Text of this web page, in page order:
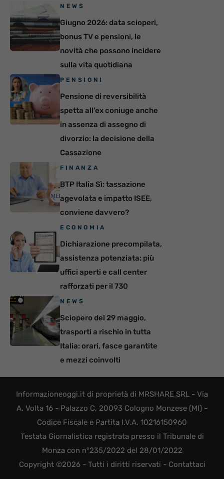
NEWS
Giugno 2026: data scioperi,
bonus TV e pensioni, le
novità che possono incidere
sulla vita quotidiana
PENSIONI
Pensione di reversibilità
spetta all’ex coniuge anche
in assenza di assegno di
divorzio: la decisione della
Cassazione
FINANZA
BTP Italia Sì: tassazione
agevolata e impatto ISEE,
conviene davvero?
ECONOMIA
Dichiarazione precompilata,
assistenza potenziata: più
uffici aperti e call center
rafforzati per il 730
NEWS
Sciopero del 29 maggio,
trasporti a rischio in tutta
Italia: orari, fasce garantite
e mezzi coinvolti
Informazioneoggi.it di proprietà di MRSHARE SRL - Via
A. Volta 16 - Palazzo C, 20093 Cologno Monzese (MI) -
Codice Fiscale e Partita I.V.A. 10216150960
Testata Giornalistica registrata presso il Tribunale di
Monza con n°235/2022 del 28/01/2022
Copyright ©2026 - Tutti i diritti riservati - Contattaci